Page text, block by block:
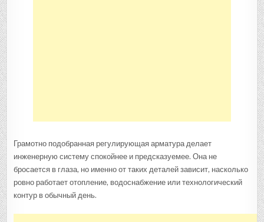
Грамотно подобранная регулирующая арматура делает
инженерную систему спокойнее и предсказуемее. Она не
бросается в глаза, но именно от таких деталей зависит, насколько
ровно работает отопление, водоснабжение или технологический
контур в обычный день.